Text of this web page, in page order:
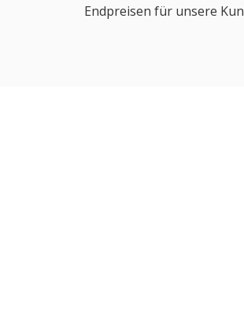
Endpreisen für unsere